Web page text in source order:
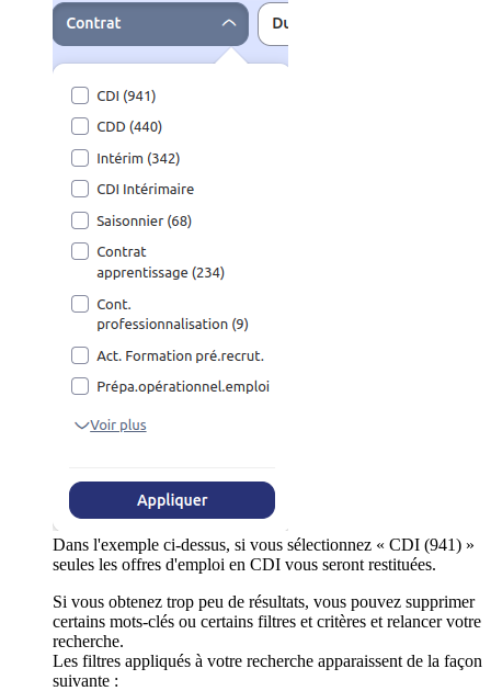
Dans l'exemple ci-dessus, si vous sélectionnez « CDI (941) »
seules les offres d'emploi en CDI vous seront restituées.
Si vous obtenez trop peu de résultats, vous pouvez supprimer
certains mots-clés ou certains filtres et critères et relancer votre
recherche.
Les filtres appliqués à votre recherche apparaissent de la façon
suivante :